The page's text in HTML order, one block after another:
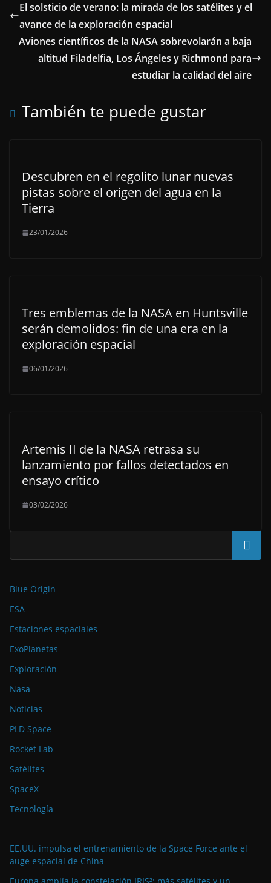
El solsticio de verano: la mirada de los satélites y el
avance de la exploración espacial
Aviones científicos de la NASA sobrevolarán a baja
altitud Filadelfia, Los Ángeles y Richmond para
estudiar la calidad del aire
También te puede gustar
Descubren en el regolito lunar nuevas
pistas sobre el origen del agua en la
Tierra
23/01/2026
Tres emblemas de la NASA en Huntsville
serán demolidos: fin de una era en la
exploración espacial
06/01/2026
Artemis II de la NASA retrasa su
lanzamiento por fallos detectados en
ensayo crítico
03/02/2026
Buscar
Blue Origin
ESA
Estaciones espaciales
ExoPlanetas
Exploración
Nasa
Noticias
PLD Space
Rocket Lab
Satélites
SpaceX
Tecnología
EE.UU. impulsa el entrenamiento de la Space Force ante el
auge espacial de China